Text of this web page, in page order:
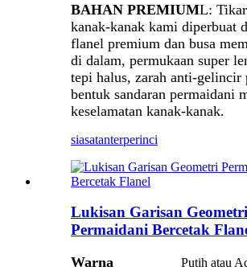
BAHAN PREMIUML:
kanak-kanak kami diperbuat
flanel premium dan busa
di dalam, permukaan super
tepi halus, zarah anti-gelincir
bentuk sandaran permaidani
keselamatan kanak-kanak.
siasatanterperinci
Lukisan Garisan Geometri
Permaidani Bercetak
Warna Putih atau